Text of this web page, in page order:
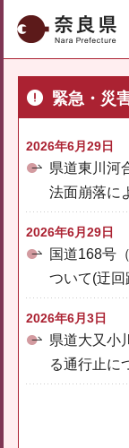
奈良県
緊急・災
2026年6月29日
県道東川河
法面崩落に
2026年6月29日
国道168号
ついて(迂回
2026年6月3日
県道大又小
る通行止に